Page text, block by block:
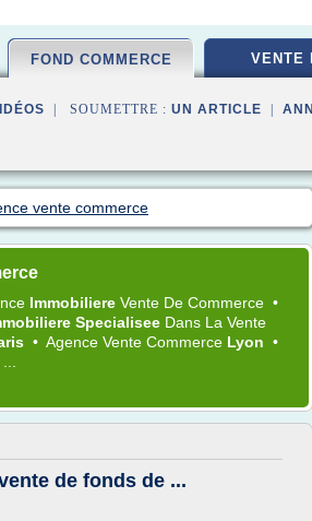
FOND COMMERCE VENTE
| SOUMETTRE : UN ARTICLE
vente commerce
Immobiliere Vente De Commerce •
Specialisee Dans La Vente
• Agence Vente Commerce Lyon •
de fonds de ...